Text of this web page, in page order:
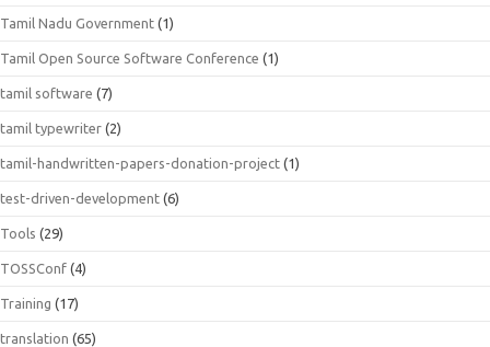
Tamil Nadu Government (1)
Tamil Open Source Software Conference (1)
tamil software (7)
tamil typewriter (2)
tamil-handwritten-papers-donation-project (1)
test-driven-development (6)
Tools (29)
TOSSConf (4)
Training (17)
translation (65)